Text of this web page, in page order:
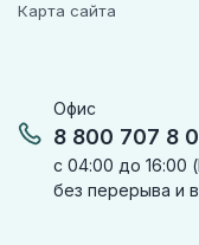
препаратов,
перистальтику
противопоказано.
Способ
Офис
8 800 707 8
с 04:00 до 16:00
без перерыва и
Карта сайта